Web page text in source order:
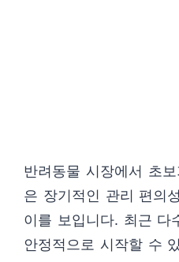
반려동물 시장에서 초
은 장기적인 관리 편의
이를 보입니다. 최근 다
안정적으로 시작할 수